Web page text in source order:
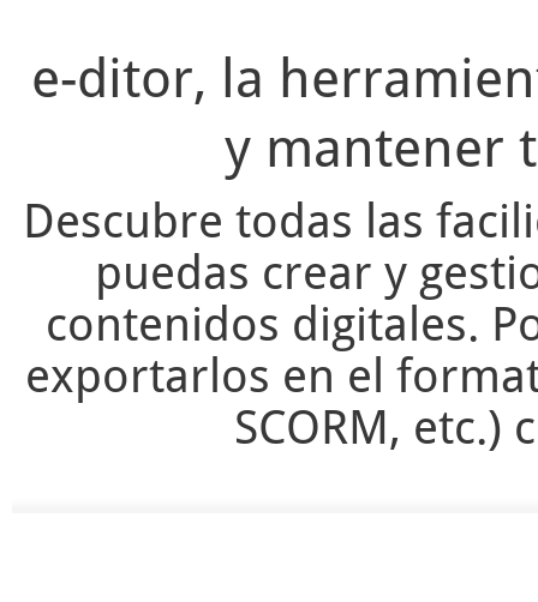
e-ditor, la
y mantener
Descubre todas las
puedas crear y
contenidos digitales.
exportarlos en el
SCORM, etc.)